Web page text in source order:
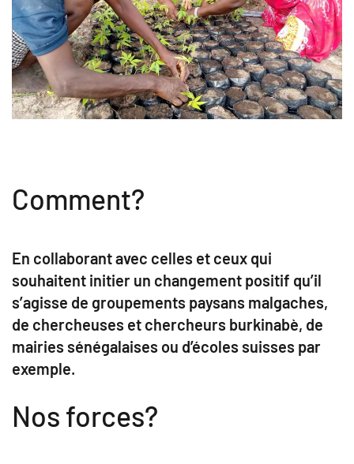
Comment?
En collaborant avec celles et ceux qui
souhaitent initier un changement positif qu’il
s’agisse de groupements paysans malgaches,
de chercheuses et chercheurs burkinabè, de
mairies sénégalaises ou d’écoles suisses par
exemple.
Nos forces?